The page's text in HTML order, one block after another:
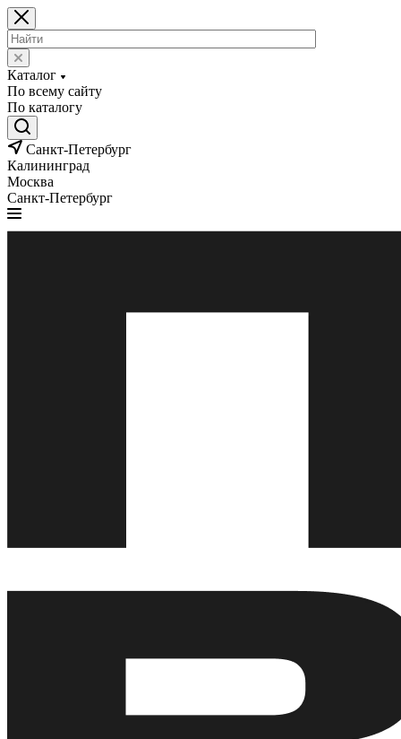
Каталог
По всему сайту
По каталогу
Санкт-Петербург
Калининград
Москва
Санкт-Петербург